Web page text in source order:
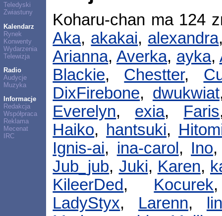
Teledyski
Zwiastuny
Kalendarz
Rynek
Konwenty
Wydarzenia
Telewizja
Radio
Audycje
Muzyka
Informacje
Redakcja
Współpraca
Reklama
Mecenat
IRC
Koharu-chan ma 124
Aka, akakai, alexandra
Arianna,Averka, ayka,
Blackie, Chestter,
DixFirebone, dwukwiat
Everelyn, exia, Faris
Haiko, hantsuki,
Ignis-ai, ina-carol , Ino
Jub_jub, Juki, Karen,
KileerDed, Kocurek
LadyStyx, Larenn,